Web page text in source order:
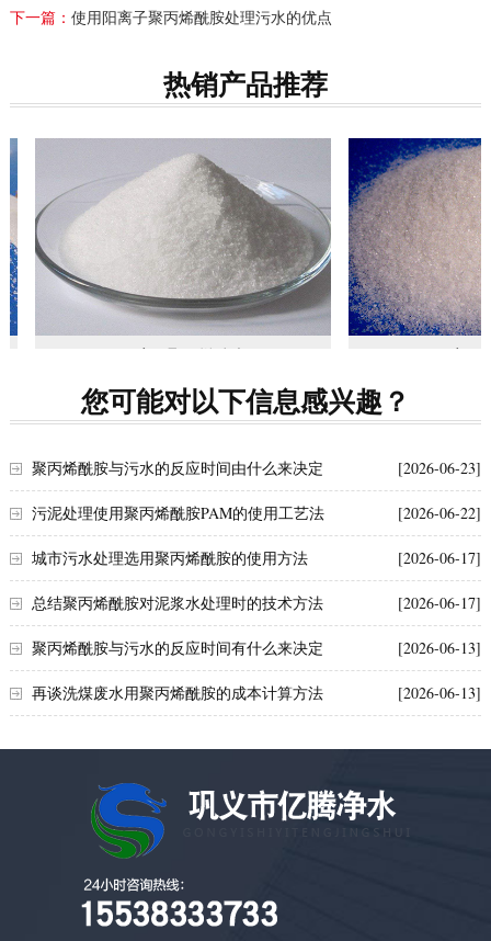
下一篇： 使用阳离子聚丙烯酰胺处理污水的优点
热销产品推荐
阴离子聚丙烯酰胺 阳离子
聚合氯化铝铁 聚合
您可能对以下信息感兴趣？
[2026-06-23]
聚丙烯酰胺与污水的反应时间由什么来决定
[2026-06-22]
污泥处理使用聚丙烯酰胺PAM的使用工艺法
[2026-06-17]
城市污水处理选用聚丙烯酰胺的使用方法
[2026-06-17]
总结聚丙烯酰胺对泥浆水处理时的技术方法
[2026-06-13]
聚丙烯酰胺与污水的反应时间有什么来决定
[2026-06-13]
再谈洗煤废水用聚丙烯酰胺的成本计算方法